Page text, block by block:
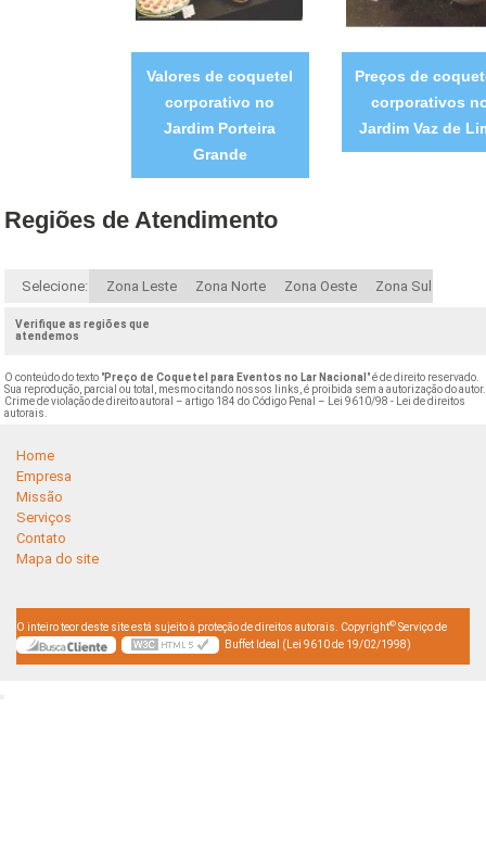
Valores de coquetel
corporativo no
Jardim Porteira
Grande
Preços de
corporativos
Jardim Vaz de
Regiões de Atendimento
Selecione: Zona Leste Zona Norte Zona Oeste Zona Sul
Verifique as regiões que
atendemos
O conteúdo do texto "Preço de Coquetel para Eventos no Lar Nacional " é de direito reservado.
Sua reprodução, parcial ou total, mesmo citando nossos links, é proibida sem a autorização do autor.
Crime de violação de direito autoral – artigo 184 do Código Penal –
Lei 9610/98 - Lei de direitos
autorais
Home
Empresa
Missão
Serviços
Contato
Mapa do site
O inteiro teor deste site está sujeito à proteção de direitos autorais. Copyright© Serviço de
Buffet Ideal (Lei 9610 de 19/02/1998)